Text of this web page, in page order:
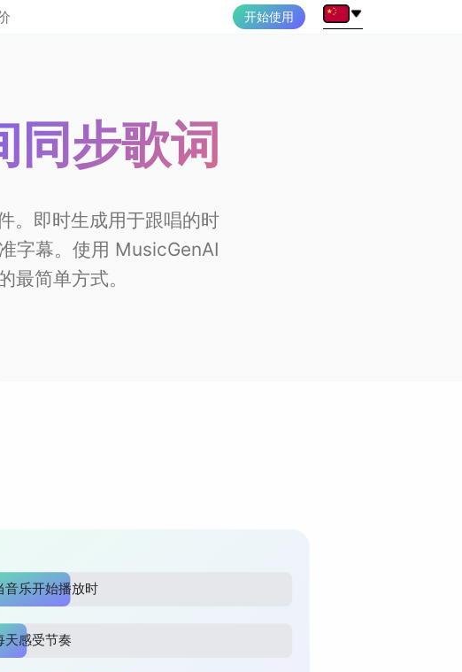
开始使用
步歌词
。即时生成用于跟唱的时
字幕。使用 MusicGenAI
简单方式。
音乐开始播放时
天感受节奏